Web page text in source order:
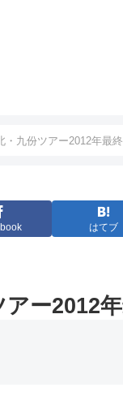
・九份ツアー2012年最
はてブ
ー2012